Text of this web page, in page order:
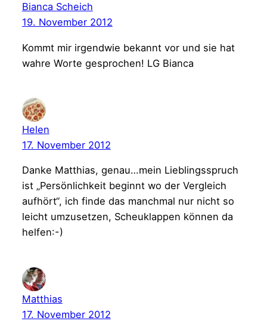
Bianca Scheich
19. November 2012
Kommt mir irgendwie bekannt vor und sie hat
wahre Worte gesprochen! LG Bianca
Helen
17. November 2012
Danke Matthias, genau…mein Lieblingsspruch
ist „Persönlichkeit beginnt wo der Vergleich
aufhört“, ich finde das manchmal nur nicht so
leicht umzusetzen, Scheuklappen können da
helfen:-)
Matthias
17. November 2012